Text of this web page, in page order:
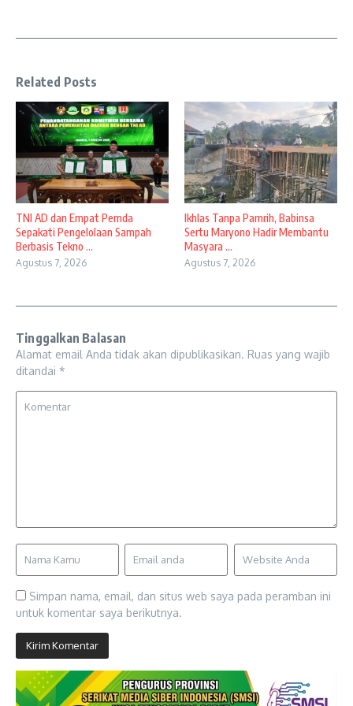
Related Posts
TNI AD dan Empat Pemda
Sepakati Pengelolaan Sampah
Berbasis Tekno ...
Agustus 7, 2026
Ikhlas Tanpa Pamrih, Babinsa
Sertu Maryono Hadir Membantu
Masyara ...
Agustus 7, 2026
Tinggalkan Balasan
Alamat email Anda tidak akan dipublikasikan. Ruas yang wajib
ditandai *
Simpan nama, email, dan situs web saya pada peramban ini
untuk komentar saya berikutnya.